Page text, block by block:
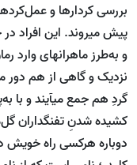
بررسی کردارها و
پیش می‏روند. این افراد
و به‌طرز ماهرانه‏ای وارد
نزدیک و گاهی از هم دور
گردِ هم جمع می‏آیند و با
کشیده شدنِ تفنگ‏داران
دوباره هرکسی راه خویش